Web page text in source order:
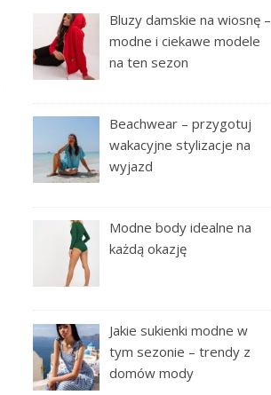
Bluzy damskie na wiosnę –
modne i ciekawe modele
na ten sezon
Beachwear – przygotuj
wakacyjne stylizacje na
wyjazd
Modne body idealne na
każdą okazję
Jakie sukienki modne w
tym sezonie – trendy z
domów mody